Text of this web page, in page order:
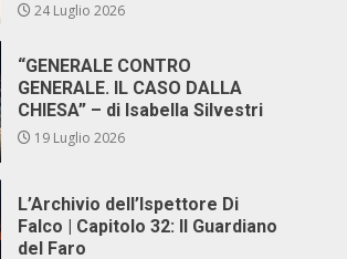
24 Luglio 2026
“GENERALE CONTRO
GENERALE. IL CASO DALLA
CHIESA” – di Isabella Silvestri
19 Luglio 2026
L’Archivio dell’Ispettore Di
Falco | Capitolo 32: Il Guardiano
del Faro